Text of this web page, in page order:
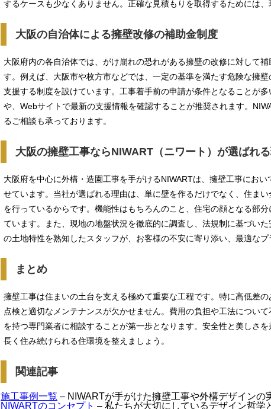
するケースも少なくありません。正確な見積もりを取得するためには、
大阪の自治体による擁壁改修の補助金制度
大阪府内の各自治体では、がけ崩れの恐れがある擁壁の改修に対して
す。例えば、大阪市や枚方市などでは、一定の基準を満たす危険な擁
支援する制度を設けています。工事着手前の申請が条件となることが
や、Webサイトで最新の支援情報を確認することが推奨されます。
るご相談も承っております。
大阪の擁壁工事ならNIWART（ニワート）が選ばれ
大阪府を中心に外構・造園工事を手がけるNIWARTは、擁壁工事にお
せています。当社が選ばれる理由は、単に壁を作るだけでなく、住ま
を行っているからです。機能性はもちろんのこと、住宅の顔となる部
ています。また、現地の地盤状況を徹底的に調査し、法規制に基づい
の土地特性を熟知したスタッフが、お客様の不安に寄り添い、最適なプ
まとめ
擁壁工事は住まいの土台を支える極めて重要な工程です。特に高低差
点検と適切なメンテナンスが欠かせません。費用の負担や工法につい
を持つ専門業者に相談することが第一歩となります。安全性と美しさ
長く住み続けられる住環境を整えましょう。
関連記事
施工事例一覧 – NIWARTが手がけた擁壁工事や外構デザインの
NIWARTのコンセプト – 私たちが大切にしているデザイン哲学